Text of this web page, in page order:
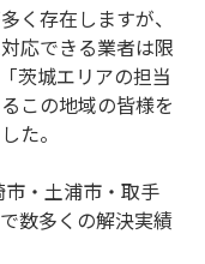
く存在しますが、
応できる業者は限
茨城エリアの担当
この地域の皆様を
た。
・土浦市・取手
数多くの解決実績